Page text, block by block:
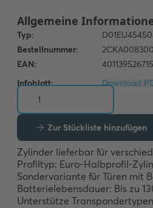
Infoblatt:
Zur Stückliste hinzufügen
Zylinder lieferbar für
Profiltyp: Euro-Halbprofil-
Sondervariante für Türen mit
Batterielebensdauer: Bis zu
Unterstütze